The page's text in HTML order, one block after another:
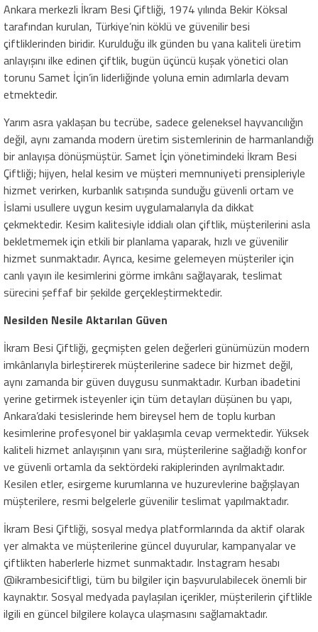
Ankara merkezli İkram Besi Çiftliği, 1974 yılında Bekir Köksal
tarafından kurulan, Türkiye’nin köklü ve güvenilir besi
çiftliklerinden biridir. Kurulduğu ilk günden bu yana kaliteli üretim
anlayışını ilke edinen çiftlik, bugün üçüncü kuşak yönetici olan
torunu Samet İçin’in liderliğinde yoluna emin adımlarla devam
etmektedir.
Yarım asra yaklaşan bu tecrübe, sadece geleneksel hayvancılığın
değil, aynı zamanda modern üretim sistemlerinin de harmanlandığı
bir anlayışa dönüşmüştür. Samet İçin yönetimindeki İkram Besi
Çiftliği; hijyen, helal kesim ve müşteri memnuniyeti prensipleriyle
hizmet verirken, kurbanlık satışında sunduğu güvenli ortam ve
İslami usullere uygun kesim uygulamalarıyla da dikkat
çekmektedir. Kesim kalitesiyle iddialı olan çiftlik, müşterilerini asla
bekletmemek için etkili bir planlama yaparak, hızlı ve güvenilir
hizmet sunmaktadır. Ayrıca, kesime gelemeyen müşteriler için
canlı yayın ile kesimlerini görme imkânı sağlayarak, teslimat
sürecini şeffaf bir şekilde gerçekleştirmektedir.
Nesilden Nesile Aktarılan Güven
İkram Besi Çiftliği, geçmişten gelen değerleri günümüzün modern
imkânlarıyla birleştirerek müşterilerine sadece bir hizmet değil,
aynı zamanda bir güven duygusu sunmaktadır. Kurban ibadetini
yerine getirmek isteyenler için tüm detayları düşünen bu yapı,
Ankara’daki tesislerinde hem bireysel hem de toplu kurban
kesimlerine profesyonel bir yaklaşımla cevap vermektedir. Yüksek
kaliteli hizmet anlayışının yanı sıra, müşterilerine sağladığı konfor
ve güvenli ortamla da sektördeki rakiplerinden ayrılmaktadır.
Kesilen etler, esirgeme kurumlarına ve huzurevlerine bağışlayan
müşterilere, resmi belgelerle güvenilir teslimat yapılmaktadır.
İkram Besi Çiftliği, sosyal medya platformlarında da aktif olarak
yer almakta ve müşterilerine güncel duyurular, kampanyalar ve
çiftlikten haberlerle hizmet sunmaktadır. Instagram hesabı
@ikrambesiciftligi, tüm bu bilgiler için başvurulabilecek önemli bir
kaynaktır. Sosyal medyada paylaşılan içerikler, müşterilerin çiftlikle
ilgili en güncel bilgilere kolayca ulaşmasını sağlamaktadır.